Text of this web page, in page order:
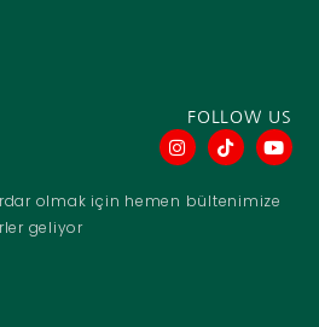
FOLLOW US
olmak için hemen bültenimize
geliyor